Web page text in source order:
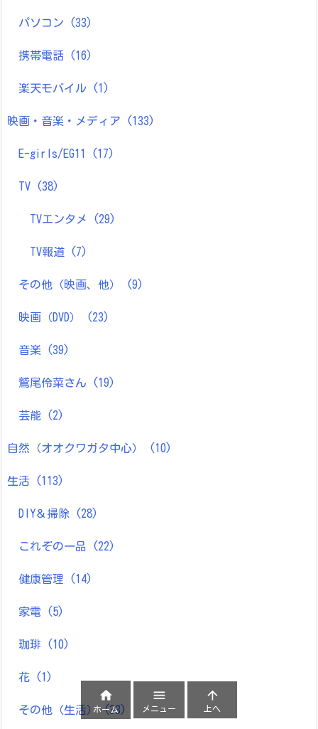
パソコン (33)
携帯電話 (16)
楽天モバイル (1)
映画・音楽・メディア (133)
E-girls/EG11 (17)
TV (38)
TVエンタメ (29)
TV報道 (7)
その他（映画、他） (9)
映画（DVD） (23)
音楽 (39)
鷲尾伶菜さん (19)
芸能 (2)
自然（オオクワガタ中心） (10)
生活 (113)
DIY＆掃除 (28)
これぞの一品 (22)
健康管理 (14)
家電 (5)
珈琲 (10)
花 (1)
その他（生活）(33)

ホーム

メニュー

上へ